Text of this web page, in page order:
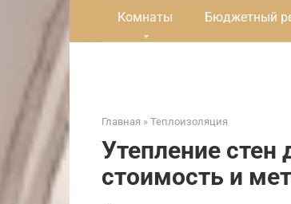
Комнаты Бюджетный
Главная » Теплоизоляция
Утепление стен
стоимость и